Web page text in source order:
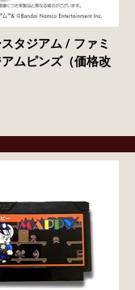
タジアム / ファミ
ムピンズ（価格改